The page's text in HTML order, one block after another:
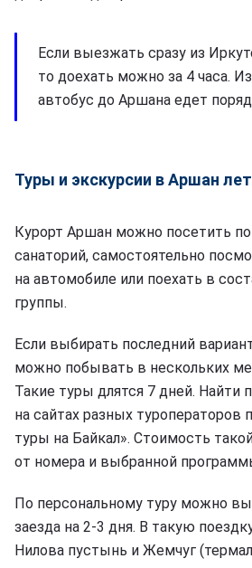
Если выезжать сразу из
то доехать можно за 4 часа.
автобус до Аршана едет
Туры и экскурсии в Аршан
Курорт Аршан можно посетить
санаторий, самостоятельно
на автомобиле или поехать в
группы.
Если выбирать последний
можно побывать в нескольких
Такие туры длятся 7 дней. Найти
на сайтах разных туроператоров
туры на Байкал». Стоимость
от номера и выбранной
По персональному туру можно
заезда на 2-3 дня. В такую
Нилова пустынь и Жемчуг